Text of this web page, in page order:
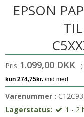
EPSON
Pris 1.099,00 DKK
Varenummer :
Lagerstatus:
1 - 2